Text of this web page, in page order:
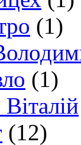
(1)
(1)
(12)